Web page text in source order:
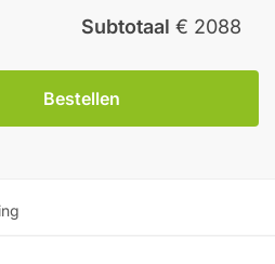
Subtotaal € 2088
Bestellen